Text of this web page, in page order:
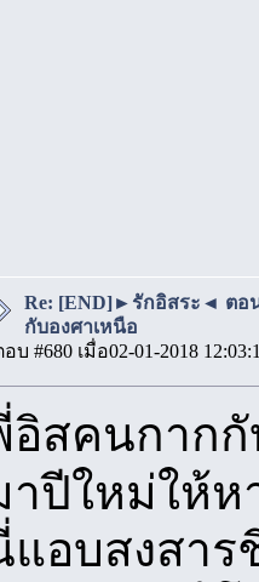
Re: [END]►รักอิสระ◄ ตอ
กับองศาเหนือ
อบ #680 เมื่อ02-01-2018
อิสคนกากกั
าปีใหม่ให้
แอบสงสาร